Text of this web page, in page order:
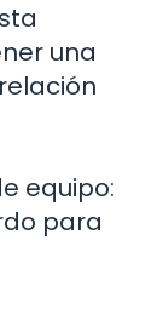
una
equipo:
para